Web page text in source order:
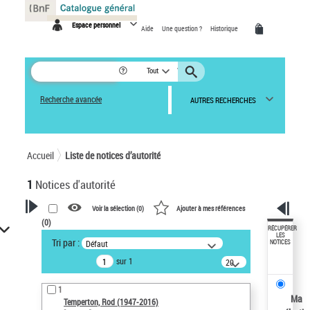
Espace personnel Aide Une question ? Historique
Tout
Recherche avancée AUTRES RECHERCHES
Accueil Liste de notices d’autorité
1 Notices d'autorité
VOTRE RECHERCHE
Recherche avancée dans les
notices d’autorité
Œuvres liées à l'auteur :
Temperton, Rod (1947-2016)
Voir la sélection (0) Ajouter à mes références
(0)
Tri par : Défaut
sur 1
20
résultats/page
1
Temperton, Rod (1947-2016)
RÉCUPÉRER
LES
NOTICES
Ma
Panneau de gestion des cookies